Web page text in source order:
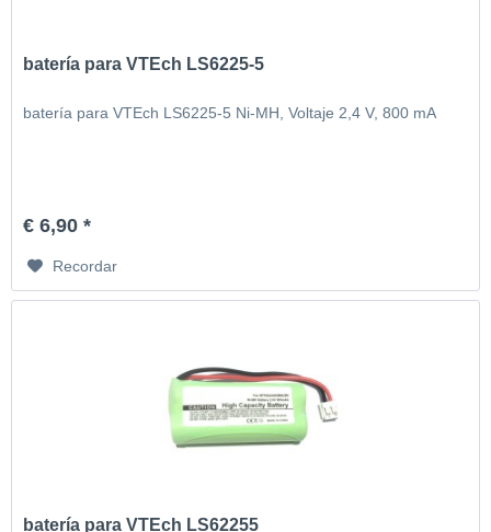
batería para VTEch LS6225-5
batería para VTEch LS6225-5 Ni-MH, Voltaje 2,4 V, 800 mA
€ 6,90 *
Recordar
batería para VTEch LS62255